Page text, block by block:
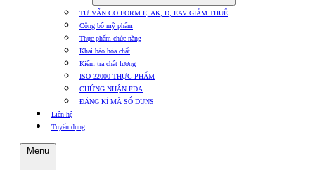
TƯ VẤN CO FORM E, AK, D, EAV GIẢM THUẾ
Công bố mỹ phẩm
Thực phẩm chức năng
Khai báo hóa chất
Kiểm tra chất lượng
ISO 22000 THỰC PHẨM
CHỨNG NHẬN FDA
ĐĂNG KÍ MÃ SỐ DUNS
Liên hệ
Tuyển dụng
Menu